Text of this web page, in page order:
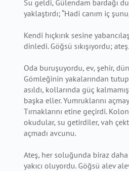
Su geldi, Gülendam bardağı
yaklaştırdı; “Hadi canım iç
Kendi hıçkırık sesine
dinledi. Göğsü sıkışıyordu;
Oda buruşuyordu, ev, şehir,
Gömleğinin yakalarından
asıldı, kollarında güç
başka eller. Yumruklarını
Tırnaklarını etine geçirdi.
okudular, su getirdiler, vah
açmadı avcunu.
Ateş, her soluğunda biraz
yakıcı oluyordu. Göğsü alev